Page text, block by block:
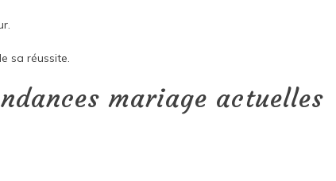
sa réussite.
mariage actuelles